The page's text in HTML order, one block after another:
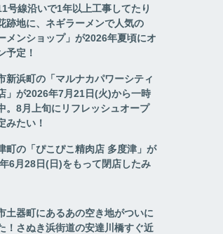
号線沿いで1年以上工事してたり
跡地に、ネギラーメンで人気の
メンショップ」が2026年夏頃にオ
予定！
新浜町の「マルナカパワーシティ
」が2026年7月21日(火)から一時
。8月上旬にリフレッシュオープ
みたい！
町の「ぴこぴこ精肉店 多度津」が
6月28日(日)をもって閉店したみ
土器町にあるあの空き地がついに
！さぬき浜街道の安達川橋すぐ近